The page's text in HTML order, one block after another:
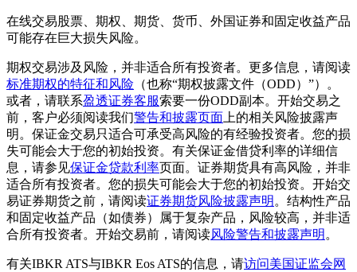
在线交易股票、期权、期货、货币、外国证券和固定收益产品
可能存在巨大损失风险。
期权交易涉及风险，并非适合所有投资者。更多信息，请阅读
标准期权的特征和风险 （也称“期权披露文件（ODD）”）。
或者，请联系盈透证券客服索要一份ODD副本。开始交易之
前，客户必须阅读我们警告和披露页面 上的相关风险披露声
明。保证金交易只适合可承受高风险的有经验投资者。您的损
失可能会大于您的初始投资。有关保证金借贷利率的详细信
息，请参见保证金贷款利率页面。证券期货具有高风险，并非
适合所有投资者。您的损失可能会大于您的初始投资。开始交
易证券期货之前，请阅读证券期货风险披露声明 。结构性产品
和固定收益产品（如债券）属于复杂产品，风险较高，并非适
合所有投资者。开始交易前，请阅读风险警告和披露声明 。
有关IBKR ATS与IBKR Eos ATS的信息，请访问美国证监会网